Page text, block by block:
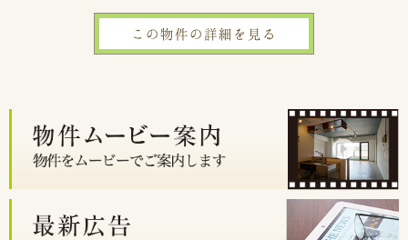
この物件の詳細を見る